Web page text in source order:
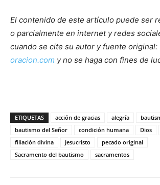
El contenido de este artículo puede ser
o parcialmente en internet y redes
cuando se cite su autor y fuente original:
oracion.com y no se haga con fines de
ETIQUETAS acción de gracias alegría
bautismo del Señor
condición humana Dios
filiación divina
Jesucristo
pecado original
Sacramento del bautismo
sacramentos